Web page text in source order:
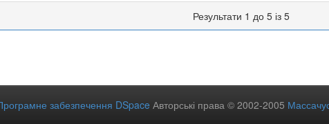
Результати 1 до 5 із 5
забезпечення DSpace Авторські права © 2002-2005